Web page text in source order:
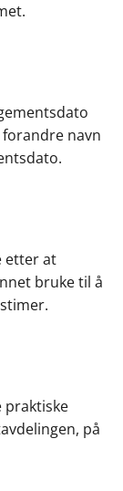
navn
etter at
bruke til å
praktiske
på